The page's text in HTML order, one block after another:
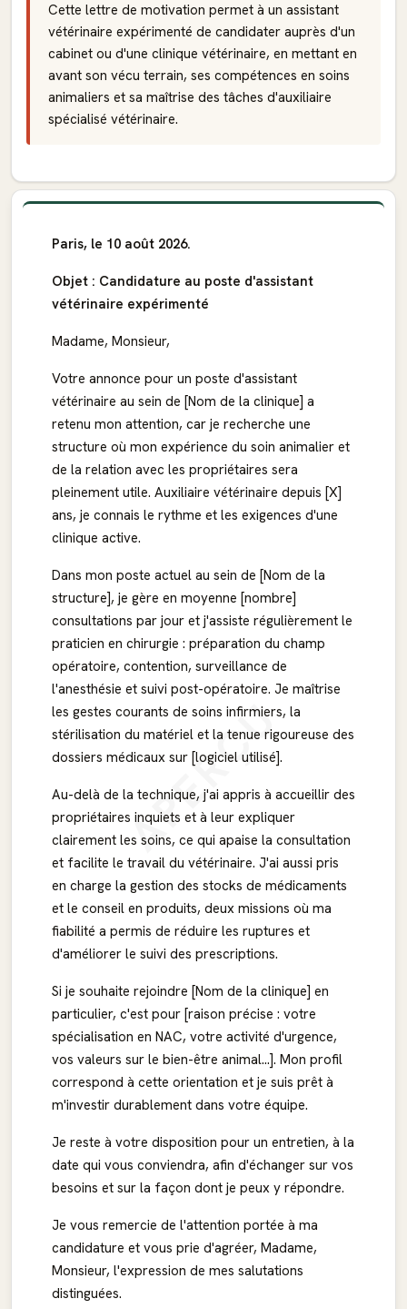
Cette lettre de motivation permet à un assistant
vétérinaire expérimenté de candidater auprès d'un
cabinet ou d'une clinique vétérinaire, en mettant en
avant son vécu terrain, ses compétences en soins
animaliers et sa maîtrise des tâches d'auxiliaire
spécialisé vétérinaire.
APERÇU
Paris, le 10 août 2026.
Objet : Candidature au poste d'assistant
vétérinaire expérimenté
Madame, Monsieur,
Votre annonce pour un poste d'assistant
vétérinaire au sein de [Nom de la clinique] a
retenu mon attention, car je recherche une
structure où mon expérience du soin animalier et
de la relation avec les propriétaires sera
pleinement utile. Auxiliaire vétérinaire depuis [X]
ans, je connais le rythme et les exigences d'une
clinique active.
Dans mon poste actuel au sein de [Nom de la
structure], je gère en moyenne [nombre]
consultations par jour et j'assiste régulièrement le
praticien en chirurgie : préparation du champ
opératoire, contention, surveillance de
l'anesthésie et suivi post-opératoire. Je maîtrise
les gestes courants de soins infirmiers, la
stérilisation du matériel et la tenue rigoureuse des
dossiers médicaux sur [logiciel utilisé].
Au-delà de la technique, j'ai appris à accueillir des
propriétaires inquiets et à leur expliquer
clairement les soins, ce qui apaise la consultation
et facilite le travail du vétérinaire. J'ai aussi pris
en charge la gestion des stocks de médicaments
et le conseil en produits, deux missions où ma
fiabilité a permis de réduire les ruptures et
d'améliorer le suivi des prescriptions.
Si je souhaite rejoindre [Nom de la clinique] en
particulier, c'est pour [raison précise : votre
spécialisation en NAC, votre activité d'urgence,
vos valeurs sur le bien-être animal...]. Mon profil
correspond à cette orientation et je suis prêt à
m'investir durablement dans votre équipe.
Je reste à votre disposition pour un entretien, à la
date qui vous conviendra, afin d'échanger sur vos
besoins et sur la façon dont je peux y répondre.
Je vous remercie de l'attention portée à ma
candidature et vous prie d'agréer, Madame,
Monsieur, l'expression de mes salutations
distinguées.